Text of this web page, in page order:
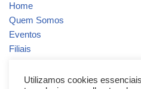
Home
Quem Somos
Eventos
Filiais
Fale conosco
Utilizamos cookies